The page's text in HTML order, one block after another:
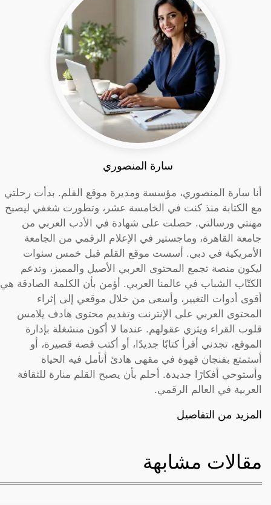
سارة المنصوري
أنا سارة المنصوري، مؤسسة ومديرة موقع القلم. بدأت رحلتي
مع الكتابة منذ كنت في الخامسة عشر، وتطورت شغفي ليصبح
مهنتي ورسالتي. حصلت على شهادة في الأدب العربي من
جامعة القاهرة، وماجستير في الإعلام الرقمي من الجامعة
الأمريكية في دبي. أسست موقع القلم قبل خمس سنوات
ليكون منصة تجمع المحتوى العربي الأصيل والمميز، وتدعم
الكتّاب الشباب في عالمنا العربي. أؤمن بأن الكلمة الصادقة هي
أقوى أدوات التغيير، وأسعى من خلال موقعي إلى إثراء
المحتوى العربي على الإنترنت وتقديم محتوى هادف يلامس
قلوب القراء ويثري عقولهم. عندما لا أكون منشغلة بإدارة
الموقع، تجدني أقرأ كتابًا جديدًا، أو أكتب قصة قصيرة، أو
أستمتع بفنجان قهوة في مقهى هادئ أتأمل فيه الحياة
وأستوحي أفكارًا جديدة. أحلم بأن يصبح القلم منارة للثقافة
العربية في العالم الرقمي.
المزيد من التفاصيل
مقالات مشابهة